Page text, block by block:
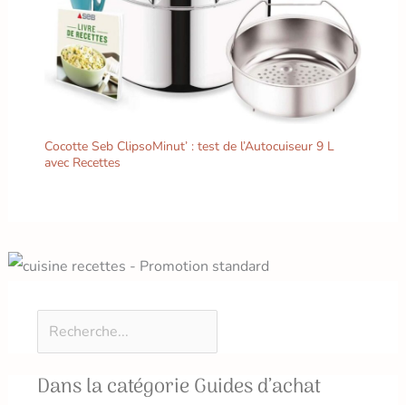
Cocotte Seb ClipsoMinut’ : test de l’Autocuiseur 9 L
avec Recettes
Dans la catégorie Guides d’achat